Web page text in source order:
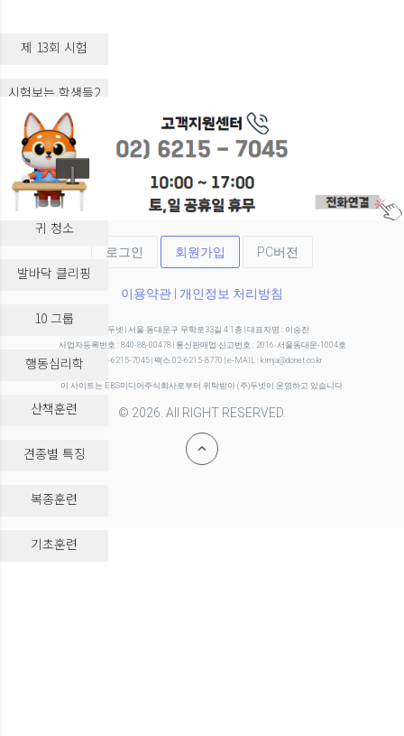
제 13회 시험
시험보는 학생들2
시험보는 학생들3
실습 교육
귀 청소
발바닥 클리핑
10 그룹
행동심리학
산책훈련
견종별 특징
복종훈련
기초훈련
로그인 회원가입 PC버전
이용약관 개인정보 처리방침
(주)두넷 | 서울 동대문구 무학로33길 4 1층 | 대표자명 : 이승진
사업자등록번호 : 840-88-00478 | 통신판매업 신고번호 : 2016-서울동대문-1004호
전화 02-6215-7045 | 팩스 02-6215-8770 | e-MAIL : kimja@donet.co.kr
이 사이트는 EBS미디어주식회사로부터 위탁받아 (주)두넷이 운영하고 있습니다.
© 2026. All RIGHT RESERVED.